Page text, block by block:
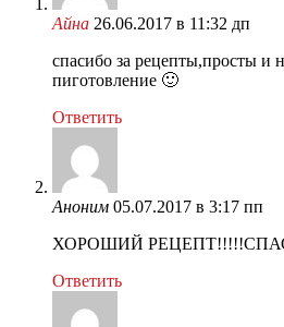
Айна 26.06.2017 в 11:32 дп
спасибо за рецепты,просты и
пиготовление 🙂
Ответить
Аноним 05.07.2017 в 3:17 пп
ХОРОШИЙ
Ответить